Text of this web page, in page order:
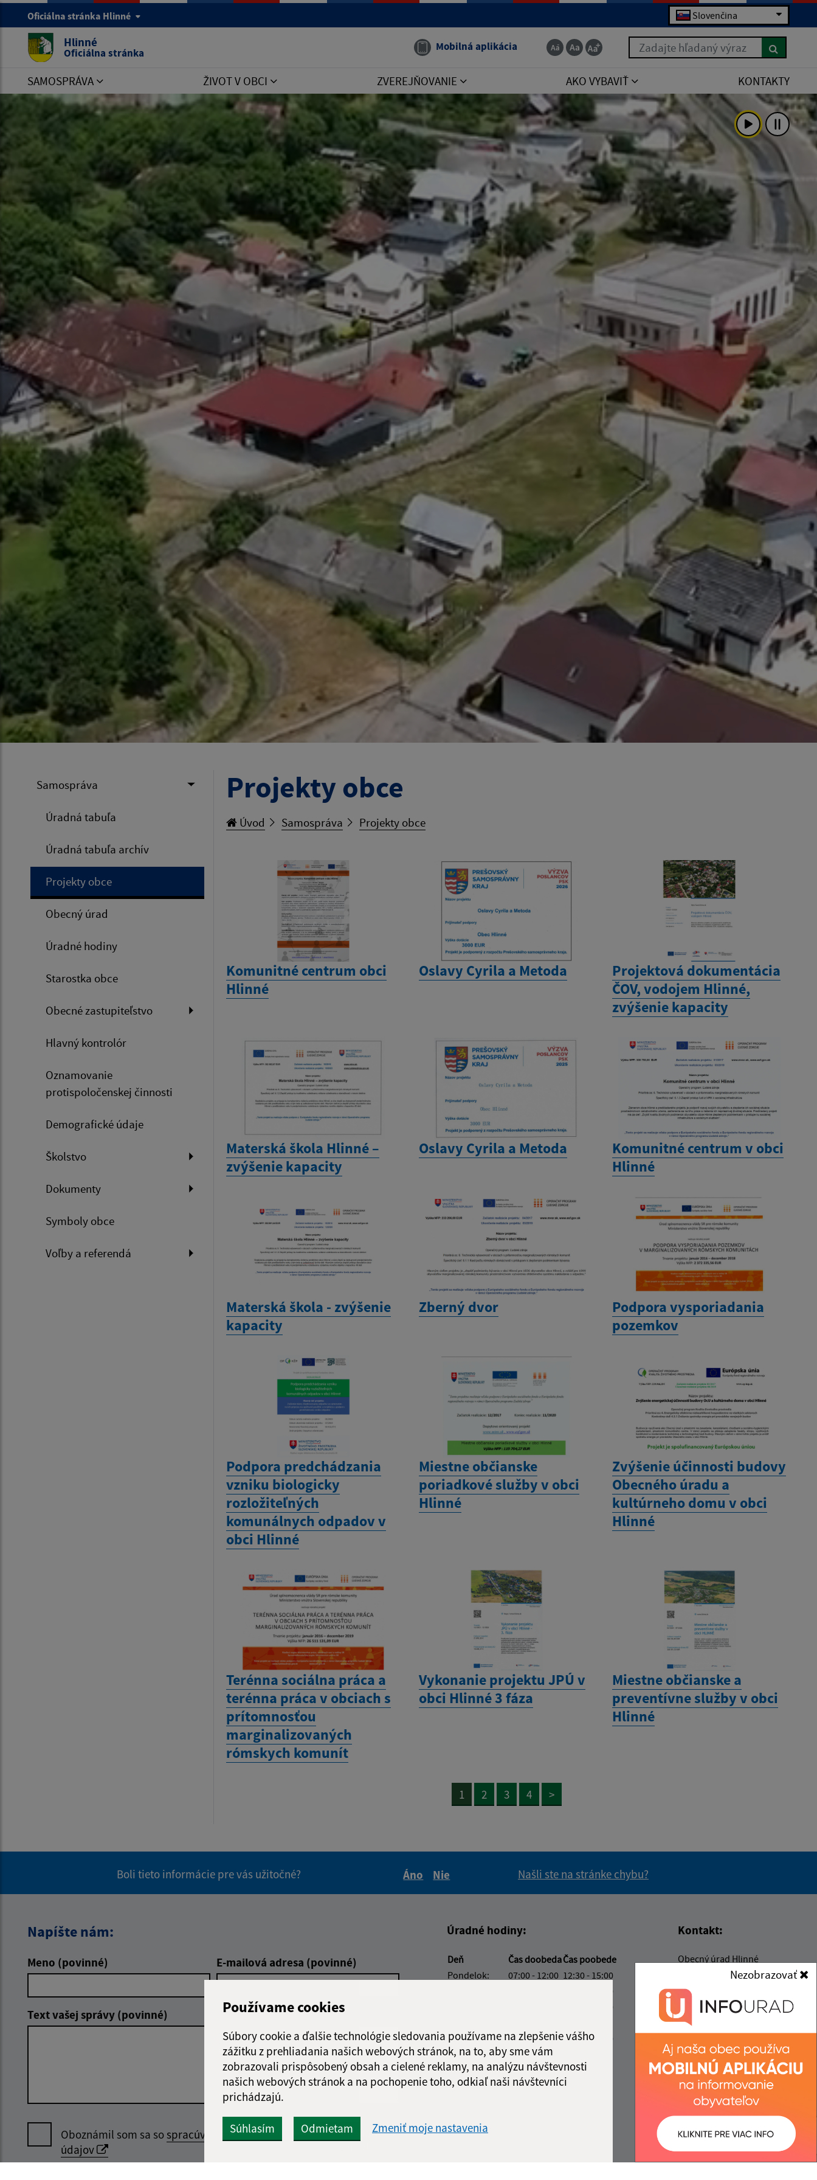
Používame cookies
Súbory cookie a ďalšie technológie sledovania používame na zlepšenie vášho
zážitku z prehliadania našich webových stránok, na to, aby sme vám
zobrazovali prispôsobený obsah a cielené reklamy, na analýzu návštevnosti
našich webových stránok a na pochopenie toho, odkiaľ naši návštevníci
prichádzajú.
Súhlasím Odmietam Zmeniť moje nastavenia
Nezobrazovať
Oficiálna stránka Hlinné Slovenčina
Hlinné
Oficiálna stránka Mobilná aplikácia Zadajte hľadaný výraz
SAMOSPRÁVA ŽIVOT V OBCI ZVEREJŇOVANIE AKO VYBAVIŤ KONTAKTY
Samospráva
Úradná tabuľa
Úradná tabuľa archív
Projekty obce
Obecný úrad
Úradné hodiny
Starostka obce
Obecné zastupiteľstvo
Hlavný kontrolór
Oznamovanie
protispoločenskej činnosti
Demografické údaje
Školstvo
Dokumenty
Symboly obce
Voľby a referendá
Projekty obce
Úvod Samospráva Projekty obce
Komunitné centrum obci
Hlinné
Oslavy Cyrila a Metoda
Projektová dokumentácia
ČOV, vodojem Hlinné,
zvýšenie kapacity
Materská škola Hlinné –
zvýšenie kapacity
Oslavy Cyrila a Metoda
Komunitné centrum v obci
Hlinné
Materská škola - zvýšenie
kapacity
Zberný dvor
Podpora vysporiadania
pozemkov
Podpora predchádzania
vzniku biologicky
rozložiteľných
komunálnych odpadov v
obci Hlinné
Miestne občianske
poriadkové služby v obci
Hlinné
Zvýšenie účinnosti budovy
Obecného úradu a
kultúrneho domu v obci
Hlinné
Terénna sociálna práca a
terénna práca v obciach s
prítomnosťou
marginalizovaných
rómskych komunít
Vykonanie projektu JPÚ v
obci Hlinné 3 fáza
Miestne občianske a
preventívne služby v obci
Hlinné
1 2 3 4 >
Boli tieto informácie pre vás užitočné?
Áno
Nie
Našli ste na stránke chybu?
Napíšte nám:
Meno (povinné) E-mailová adresa (povinné)
Text vašej správy (povinné)
Oboznámil som sa sospracúvaním osobných
údajov
Google reCaptcha Response
Odoslať
správu
Úradné hodiny:
Deň Čas doobedaČas poobede
Pondelok:
07:00 - 12:00 12:30 - 15:00
12:30 - 15:00
12:30 - 16:30
Piatok:
07:00 - 12:00 12:30 - 13:00
Obedňajšia prestávka:
12:00 - 12:30
Kontakt:
Obecný úrad Hlinné
094 35 Soľ
info@hlinne.sk
+421 905 427 363
IČO: 00332411